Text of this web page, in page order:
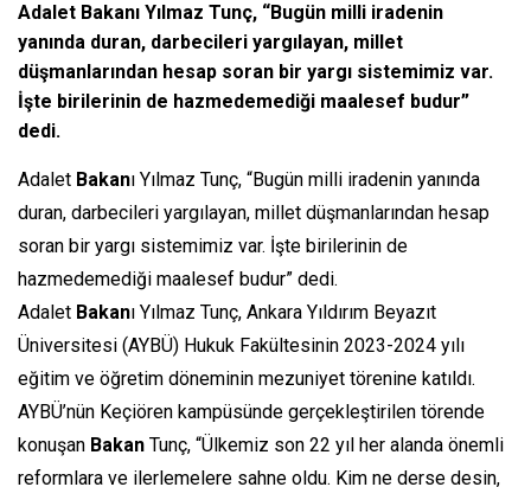
Adalet Bakanı Yılmaz Tunç, “Bugün milli iradenin
yanında duran, darbecileri yargılayan, millet
düşmanlarından hesap soran bir yargı sistemimiz var.
İşte birilerinin de hazmedemediği maalesef budur”
dedi.
Adalet Bakanı Yılmaz Tunç, “Bugün milli iradenin yanında
duran, darbecileri yargılayan, millet düşmanlarından hesap
soran bir yargı sistemimiz var. İşte birilerinin de
hazmedemediği maalesef budur” dedi.
Adalet Bakanı Yılmaz Tunç, Ankara Yıldırım Beyazıt
Üniversitesi (AYBÜ) Hukuk Fakültesinin 2023-2024 yılı
eğitim ve öğretim döneminin mezuniyet törenine katıldı.
AYBÜ’nün Keçiören kampüsünde gerçekleştirilen törende
konuşan Bakan Tunç, “Ülkemiz son 22 yıl her alanda önemli
reformlara ve ilerlemelere sahne oldu. Kim ne derse desin,